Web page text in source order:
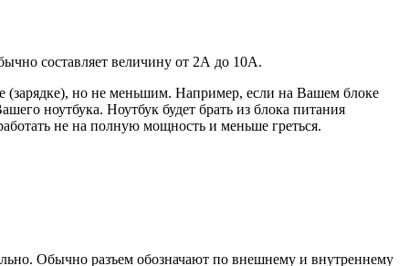
составляет величину от 2А до 10A.
(зарядке), но не меньшим. Например, если на Вашем блоке
ноутбука. Ноутбук будет брать из блока питания
не на полную мощность и меньше греться.
Обычно разъем обозначают по внешнему и внутреннему